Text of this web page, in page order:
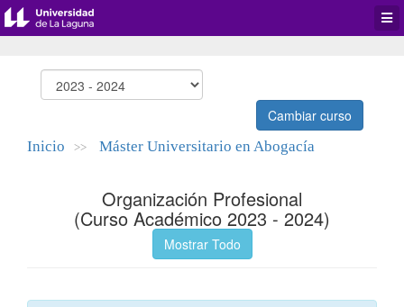
Cambiar curso
Inicio >> Máster Universitario en Abogacía
Organización Profesional
(Curso Académico 2023 - 2024)
Mostrar Todo